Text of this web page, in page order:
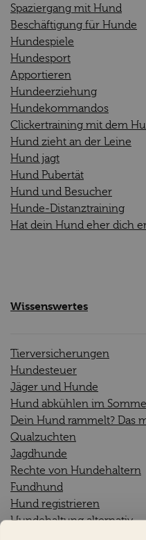
Spaziergang mit Hund
Beschäftigung für Hunde
Hundespiele
Hundesport
Apportieren
Hundeerziehung
Hundekommandos
Clickertraining mit dem
Hund zieht an der Leine
Hund jagt
Hund Pubertät
Hund und Besucher
Hunde-Distanztraining
Hat dein Hund eher dich
Wissenswertes
Tierversicherungen
Hundesteuer
Jäger und Hunde
Hund abkühlen im
Dein Hund rammelt? Das
Qualzuchten
Jagdhunde
Rechte von Hundehaltern
Fundhund
Hund registrieren
Hundehaltung alternativ